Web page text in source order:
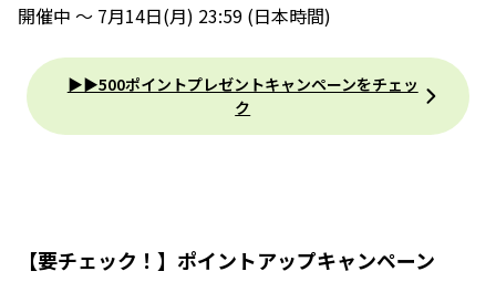
開催中 〜 7月14日(月) 23:59 (日本時間)
▶▶500ポイントプレゼントキャンペーンをチェッ
ク
【要チェック！】ポイントアップキャンペーン